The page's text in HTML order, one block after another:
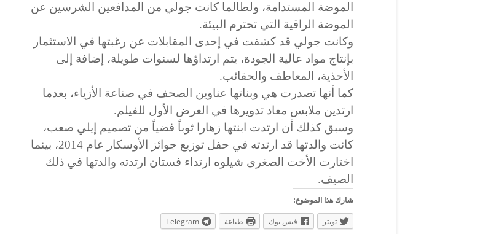
الموضة المستدامة، ولطالما كانت جولي من المدافعين الشرسين عن
الموضة الراقية التي تحترم البيئة.
وكانت جولي قد كشفت في إحدى المقابلات عن رغبتها في الاستثمار
بإنتاج مواد عالية الجودة، يتم ارتداؤها لسنوات طويلة، إضافة إلى
الأحذية، المعاطف والحقائب.
كما أنها تصدرت هي وبناتها عناوين الصحف في صناعة الأزياء، بعدما
ارتدين ملابس معاد تدويرها في العرض الأول للفيلم.
وسبق كذلك أن ارتدت ابنتها زهارا ثوباً فضياً من تصميم إيلي صعب،
كانت والدتها قد ارتدته في حفل توزيع جوائز الأوسكار عام 2014، بينما
اختارت الأخت الصغرى شيلوه ارتداء فستان ارتدته والدتها في ذلك
الصيف.
شارك هذا الموضوع:
تويتر فيس بوك طباعة Telegram